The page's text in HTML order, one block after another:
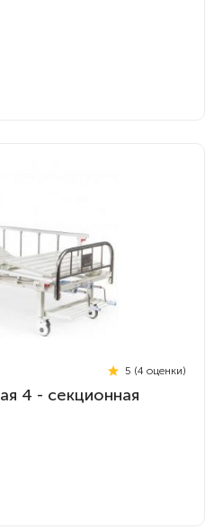
5 (4 оценки)
4 - секционная